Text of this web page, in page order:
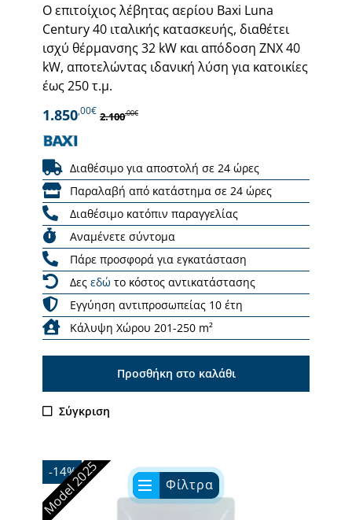
Ο επιτοίχιος λέβητας αερίου Baxi Luna
Century 40 ιταλικής κατασκευής, διαθέτει
ισχύ θέρμανσης 32 kW και απόδοση ΖΝΧ 40
kW, αποτελώντας ιδανική λύση για κατοικίες
έως 250 τ.μ.
1.850,00€ 2.100,00€
Διαθέσιμο για αποστολή σε 24 ώρες
Παραλαβή από κατάστημα σε 24 ώρες
Διαθέσιμο κατόπιν παραγγελίας
Αναμένετε σύντομα
Πάρε προσφορά για εγκατάσταση
Δες εδώ το κόστος αντικατάστασης
Εγγύηση αντιπροσωπείας 10 έτη
Κάλυψη Χώρου 201-250 m²
Προσθήκη στο καλάθι
Σύγκριση
-14%
Model 2025 Φίλτρα